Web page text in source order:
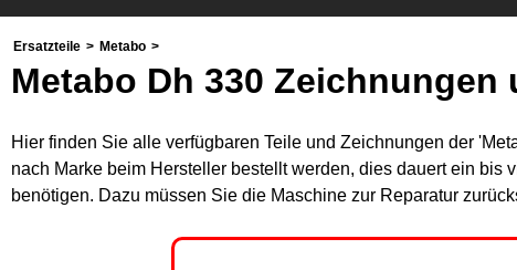
Ersatzteile > Metabo >
Metabo Dh 330 Zeichnungen
Hier finden Sie alle verfügbaren Teile und Zeichnungen der
nach Marke beim Hersteller bestellt werden, dies dauert ein
benötigen. Dazu müssen Sie die Maschine zur Reparatur